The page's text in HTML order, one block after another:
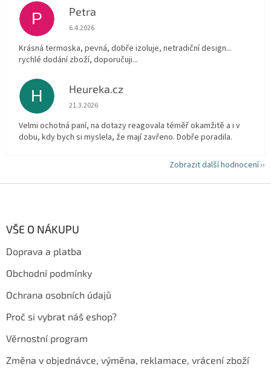
P Petra
Hodnocení obchodu je 5 z 5 hvězdiček.
6.4.2026
Krásná termoska, pevná, dobře izoluje, netradiční design...
rychlé dodání zboží, doporučuji...
H Heureka.cz
Hodnocení obchodu je 5 z 5 hvězdiček.
21.3.2026
Velmi ochotná paní, na dotazy reagovala téměř okamžitě a i v
dobu, kdy bych si myslela, že mají zavřeno. Dobře poradila.
Zobrazit další hodnocení
VŠE O NÁKUPU
Doprava a platba
Obchodní podmínky
Ochrana osobních údajů
Proč si vybrat náš eshop?
Věrnostní program
Změna v objednávce, výměna, reklamace, vrácení zboží